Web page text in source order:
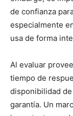
de confianza
especialmente
usa de forma
Al evaluar
tiempo de
disponibilidad
garantía. Un